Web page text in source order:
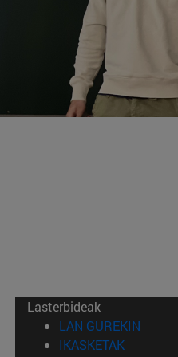
Lasterbideak
LAN GUREKIN
IKASKETAK(Beste